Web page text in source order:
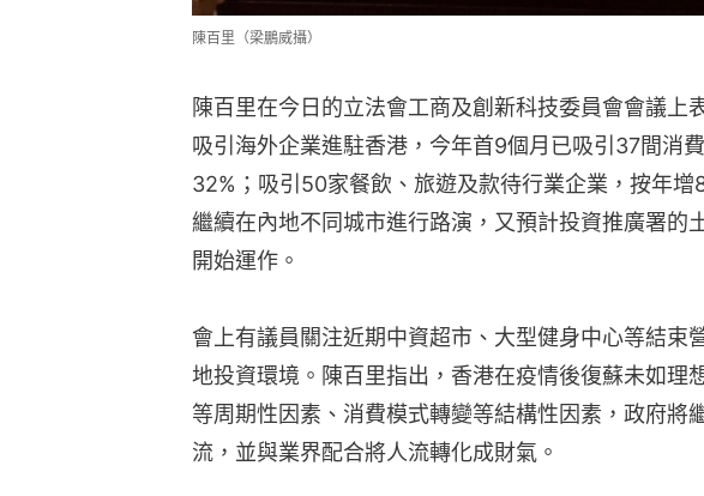
陳百里（梁鵬威攝）
陳百里在今日的立法會工商及創新科技委員會會議上
吸引海外企業進駐香港，今年首9個月已吸引37間消
32%；吸引50家餐飲、旅遊及款待行業企業，按年增
繼續在內地不同城市進行路演，又預計投資推廣署的
開始運作。
會上有議員關注近期中資超市、大型健身中心等結束
地投資環境。陳百里指出，香港在疫情後復蘇未如理
等周期性因素、消費模式轉變等結構性因素，政府將
流，並與業界配合將人流轉化成財氣。